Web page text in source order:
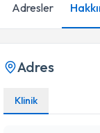
Adresler
Adres
Klinik